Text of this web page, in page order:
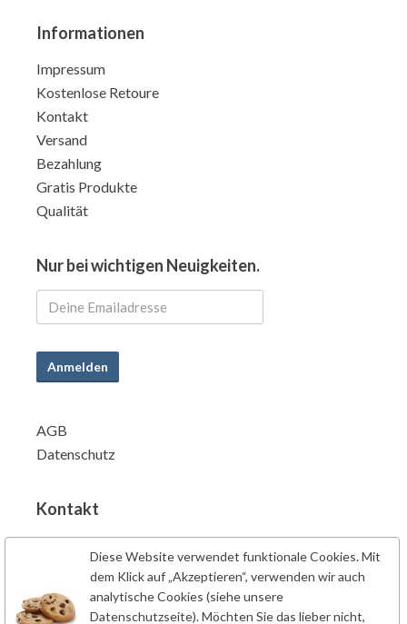
Diese Website verwendet funktionale Cookies. Mit
dem Klick auf „Akzeptieren“, verwenden wir auch
analytische Cookies (siehe unsere
Datenschutzseite). Möchten Sie das lieber nicht,
Informationen
Impressum
Kostenlose Retoure
Kontakt
Versand
Bezahlung
Gratis Produkte
Qualität
Nur bei wichtigen Neuigkeiten.
Anmelden
AGB
Datenschutz
Kontakt
Power Supplements BV
Fahrenheitstraat 7
6662PZ Elst